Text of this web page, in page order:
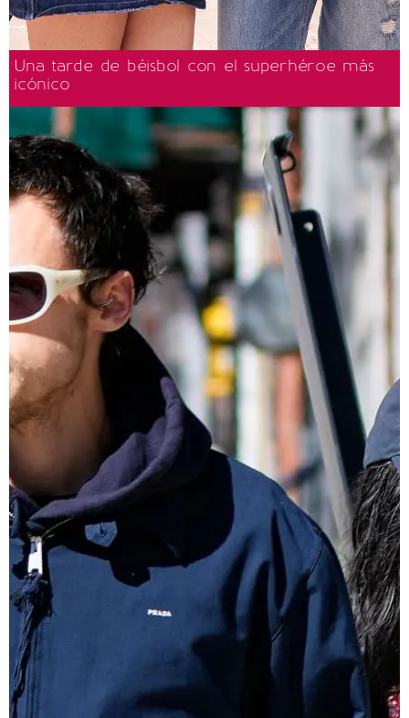
Una tarde de béisbol con el superhéroe más
icónico